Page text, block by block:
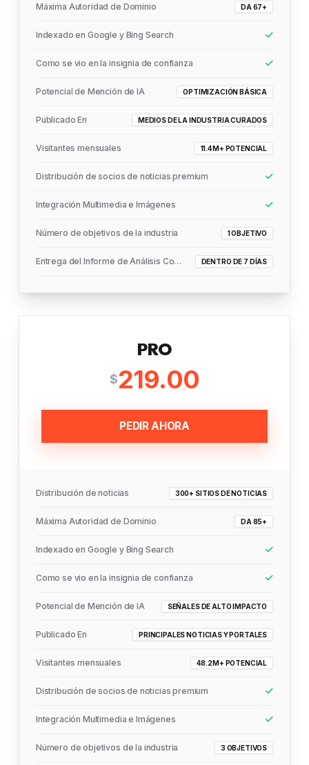
Máxima Autoridad de Dominio DA 67+
Indexado en Google y Bing Search
Como se vio en la insignia de confianza
Potencial de Mención de IA OPTIMIZACIÓN BÁSICA
Publicado En MEDIOS DE LA INDUSTRIA CURADOS
Visitantes mensuales 11.4M+ POTENCIAL
Distribución de socios de noticias premium
Integración Multimedia e Imágenes
Número de objetivos de la industria 1 OBJETIVO
Entrega del Informe de Análisis Completo DENTRO DE 7 DÍAS
PRO
$219.00
PEDIR AHORA
Distribución de noticias 300+ SITIOS DE NOTICIAS
Máxima Autoridad de Dominio DA 85+
Indexado en Google y Bing Search
Como se vio en la insignia de confianza
Potencial de Mención de IA SEÑALES DE ALTO IMPACTO
Publicado En PRINCIPALES NOTICIAS Y PORTALES
Visitantes mensuales 48.2M+ POTENCIAL
Distribución de socios de noticias premium
Integración Multimedia e Imágenes
Número de objetivos de la industria 3 OBJETIVOS